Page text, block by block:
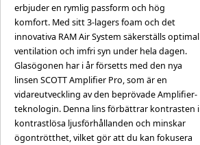
erbjuder en rymlig passform och hög
komfort. Med sitt 3-lagers foam och det
innovativa RAM Air System säkerställs optimal
ventilation och imfri syn under hela dagen.
Glasögonen har i år försetts med den nya
linsen SCOTT Amplifier Pro, som är en
vidareutveckling av den beprövade Amplifier-
teknologin. Denna lins förbättrar kontrasten i
kontrastlösa ljusförhållanden och minskar
ögontrötthet, vilket gör att du kan fokusera